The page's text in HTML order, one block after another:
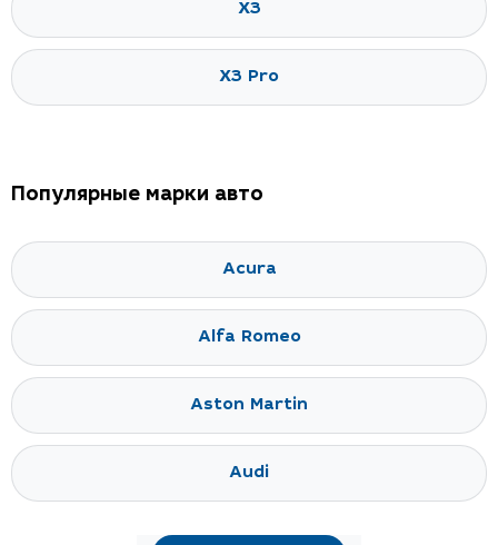
X3
X3 Pro
Популярные марки авто
Acura
Alfa Romeo
Aston Martin
Audi